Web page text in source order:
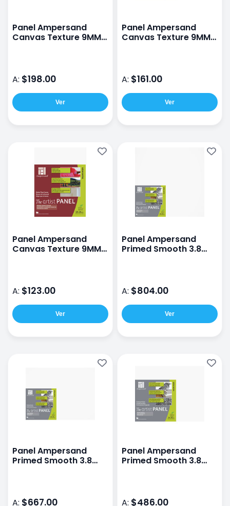
Panel Ampersand
Canvas Texture 9MM
A: $198.00
Ver
Panel Ampersand
Canvas Texture 9MM
A: $161.00
Ver
Panel Ampersand
Canvas Texture 9MM
A: $123.00
Ver
Panel Ampersand
Primed Smooth 3.8
A: $804.00
Ver
Panel Ampersand
Primed Smooth 3.8
A: $667.00
Panel Ampersand
Primed Smooth 3.8
A: $486.00